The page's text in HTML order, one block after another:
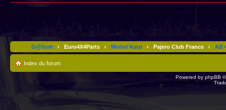
G@lium ‹ Euro4X4Parts ‹ Modul'Auto ‹ Pajero Club France ‹ AB
Index du forum
Powered by phpBB